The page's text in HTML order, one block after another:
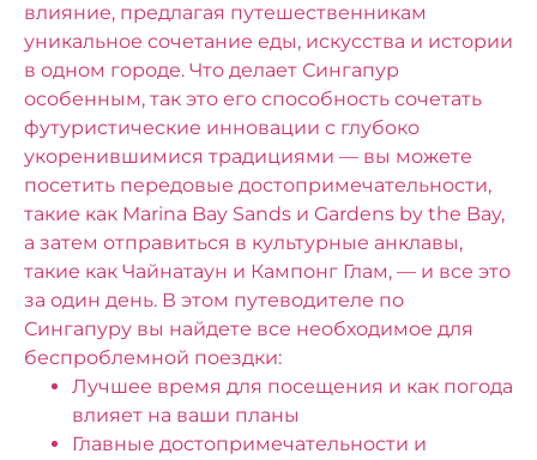
влияние, предлагая путешественникам
уникальное сочетание еды, искусства и истории
в одном городе. Что делает Сингапур
особенным, так это его способность сочетать
футуристические инновации с глубоко
укоренившимися традициями — вы можете
посетить передовые достопримечательности,
такие как Marina Bay Sands и Gardens by the Bay,
а затем отправиться в культурные анклавы,
такие как Чайнатаун ​​и Кампонг Глам, — и все это
за один день. В этом путеводителе по
Сингапуру вы найдете все необходимое для
беспроблемной поездки:
Лучшее время для посещения и как погода
влияет на ваши планы
Главные достопримечательности и